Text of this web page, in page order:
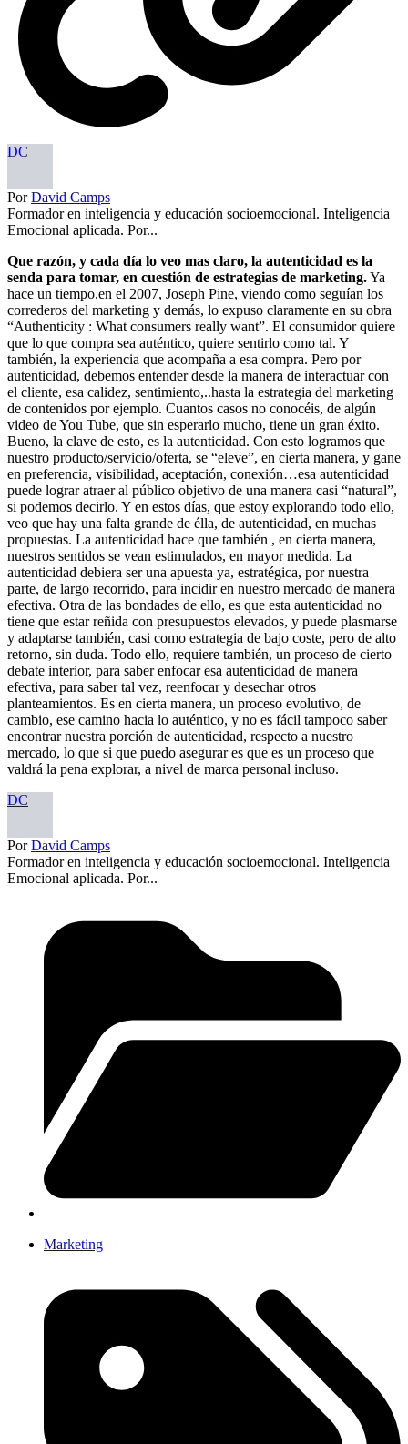
DC
PorDavid Camps
Formador en inteligencia y educación socioemocional. Inteligencia
Emocional aplicada. Por...
Que razón, y cada día lo veo mas claro, la autenticidad es la
senda para tomar, en cuestión de estrategias de marketing.Ya
hace un tiempo,en el 2007, Joseph Pine, viendo como seguían los
correderos del marketing y demás, lo expuso claramente en su obra
“Authenticity : What consumers really want”. El consumidor quiere
que lo que compra sea auténtico, quiere sentirlo como tal. Y
también, la experiencia que acompaña a esa compra. Pero por
autenticidad, debemos entender desde la manera de interactuar con
el cliente, esa calidez, sentimiento,..hasta la estrategia del marketing
de contenidos por ejemplo. Cuantos casos no conocéis, de algún
video de You Tube, que sin esperarlo mucho, tiene un gran éxito.
Bueno, la clave de esto, es la autenticidad. Con esto logramos que
nuestro producto/servicio/oferta, se “eleve”, en cierta manera, y gane
en preferencia, visibilidad, aceptación, conexión…esa autenticidad
puede lograr atraer al público objetivo de una manera casi “natural”,
si podemos decirlo. Y en estos días, que estoy explorando todo ello,
veo que hay una falta grande de élla, de autenticidad, en muchas
propuestas. La autenticidad hace que también , en cierta manera,
nuestros sentidos se vean estimulados, en mayor medida. La
autenticidad debiera ser una apuesta ya, estratégica, por nuestra
parte, de largo recorrido, para incidir en nuestro mercado de manera
efectiva. Otra de las bondades de ello, es que esta autenticidad no
tiene que estar reñida con presupuestos elevados, y puede plasmarse
y adaptarse también, casi como estrategia de bajo coste, pero de alto
retorno, sin duda. Todo ello, requiere también, un proceso de cierto
debate interior, para saber enfocar esa autenticidad de manera
efectiva, para saber tal vez, reenfocar y desechar otros
planteamientos. Es en cierta manera, un proceso evolutivo, de
cambio, ese camino hacia lo auténtico, y no es fácil tampoco saber
encontrar nuestra porción de autenticidad, respecto a nuestro
mercado, lo que si que puedo asegurar es que es un proceso que
valdrá la pena explorar, a nivel de marca personal incluso.
DC
PorDavid Camps
Formador en inteligencia y educación socioemocional. Inteligencia
Emocional aplicada. Por...
Marketing